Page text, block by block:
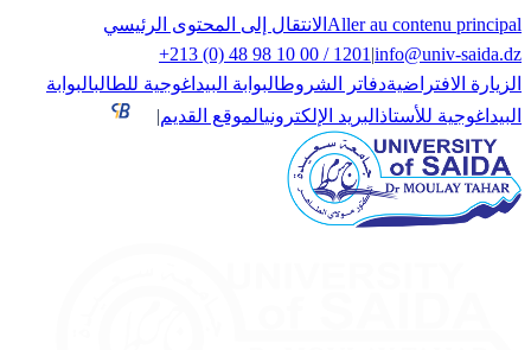
Aller au contenu principal الانتقال إلى المحتوى الرئيسي
info@univ-saida.dz
|
+213 (0) 48 98 10 00 / 1201
الزيارة الافتراضيةدفاتر الشروطالبوابة البيداغوجية للطالبالبوابة
البيداغوجية للأستاذ البريد الإلكترونيالموقع القديم|